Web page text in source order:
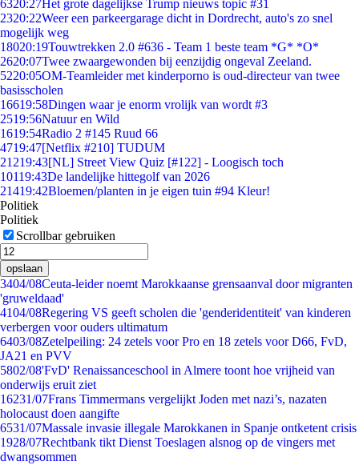
6320:27Het grote dagelijkse Trump nieuws topic #31
2320:22Weer een parkeergarage dicht in Dordrecht, auto's zo snel
mogelijk weg
18020:19Touwtrekken 2.0 #636 - Team 1 beste team *G* *O*
2620:07Twee zwaargewonden bij eenzijdig ongeval Zeeland.
5220:05OM-Teamleider met kinderporno is oud-directeur van twee
basisscholen
16619:58Dingen waar je enorm vrolijk van wordt #3
2519:56Natuur en Wild
1619:54Radio 2 #145 Ruud 66
4719:47[Netflix #210] TUDUM
21219:43[NL] Street View Quiz [#122] - Loogisch toch
10119:43De landelijke hittegolf van 2026
21419:42Bloemen/planten in je eigen tuin #94 Kleur!
Politiek
Politiek
Scrollbar gebruiken
opslaan
3404/08Ceuta-leider noemt Marokkaanse grensaanval door migranten
'gruweldaad'
4104/08Regering VS geeft scholen die 'genderidentiteit' van kinderen
verbergen voor ouders ultimatum
6403/08Zetelpeiling: 24 zetels voor Pro en 18 zetels voor D66, FvD,
JA21 en PVV
5802/08'FvD' Renaissanceschool in Almere toont hoe vrijheid van
onderwijs eruit ziet
16231/07Frans Timmermans vergelijkt Joden met nazi’s, nazaten
holocaust doen aangifte
6531/07Massale invasie illegale Marokkanen in Spanje ontketent crisis
1928/07Rechtbank tikt Dienst Toeslagen alsnog op de vingers met
dwangsommen